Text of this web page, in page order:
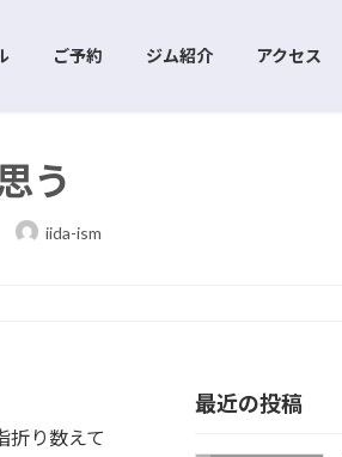
ご予約 ジム紹介 アクセス
う
iida-ism
折り数えて
最近の投稿